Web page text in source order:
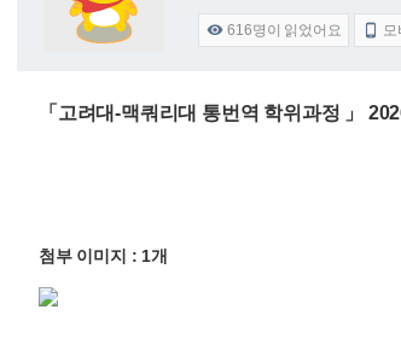
 616명이 읽었어요  모
「고려대-맥쿼리대 통번역 학위과정 」
첨부 이미지 : 1개